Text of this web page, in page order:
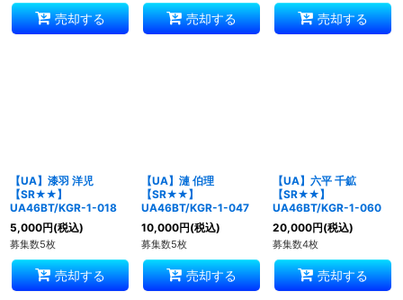
売却する 売却する 売却する
【UA】漆羽 洋児
【SR★★】
UA46BT/KGR-1-018
5,000円(税込)
募集数5枚
売却する
【UA】漣 伯理
【SR★★】
UA46BT/KGR-1-047
10,000円(税込)
募集数5枚
売却する
【UA】六平 千鉱
【SR★★】
UA46BT/KGR-1-060
20,000円(税込)
募集数4枚
売却する